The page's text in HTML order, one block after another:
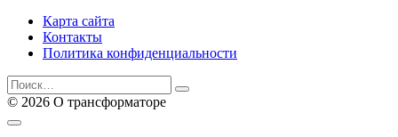
Карта сайта
Контакты
Политика конфиденциальности
Search
for:
© 2026 О трансформаторе